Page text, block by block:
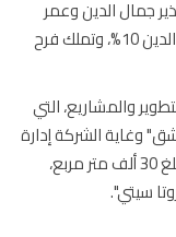
الدين وعمر
محمد نذير جمال الدين وأحمد محمد نذير جمال الدين 10%، وتملك فرح
والمشاريع، التي
وغاية الشركة إدارة
وإكساء واستثمار مقسمين بمساحة طابقية تبلغ 30 ألف متر مربع،